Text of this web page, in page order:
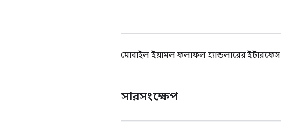
মোবাইল ইয়ামল ফলাফল হ্যান্ডলারের
সারসংক্ষেপ